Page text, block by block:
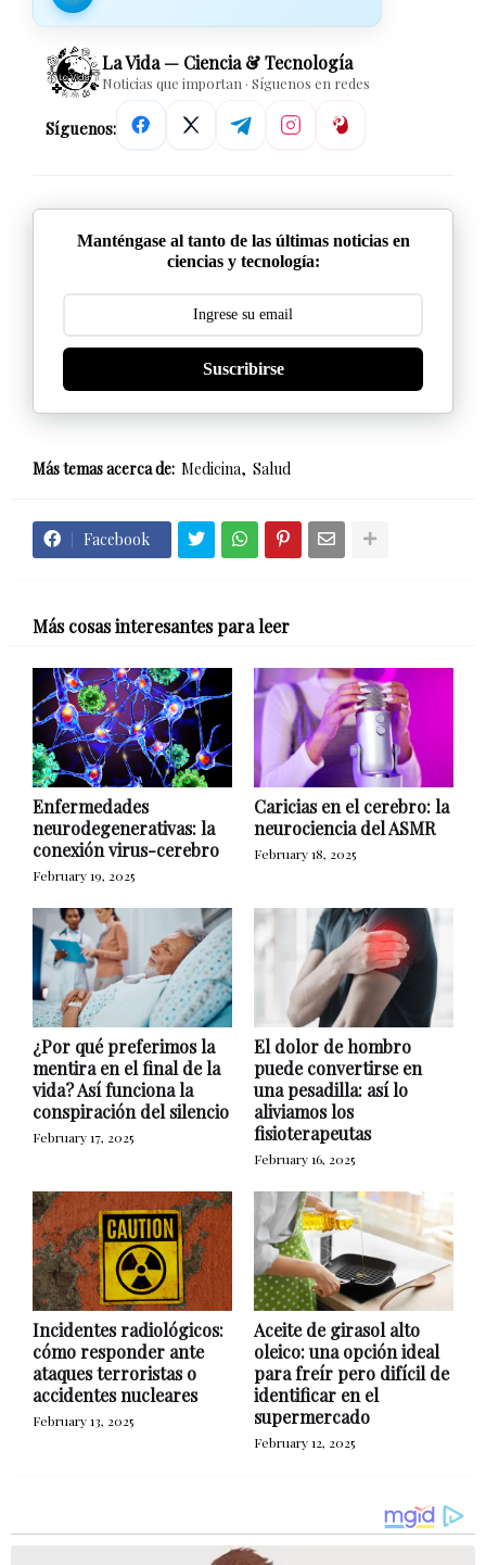
La Vida — Ciencia & Tecnología
Noticias que importan · Síguenos en redes
Síguenos:
Manténgase al tanto de las últimas noticias en
ciencias y tecnología:
Suscribirse
Más temas acerca de: Medicina Salud
Facebook
Más cosas interesantes para leer
Enfermedades
neurodegenerativas: la
conexión virus-cerebro
February 19, 2025
Caricias en el cerebro: la
neurociencia del ASMR
February 18, 2025
¿Por qué preferimos la
mentira en el final de la
vida? Así funciona la
conspiración del silencio
February 17, 2025
El dolor de hombro
puede convertirse en
una pesadilla: así lo
aliviamos los
fisioterapeutas
February 16, 2025
Incidentes radiológicos:
cómo responder ante
ataques terroristas o
accidentes nucleares
February 13, 2025
Aceite de girasol alto
oleico: una opción ideal
para freír pero difícil de
identificar en el
supermercado
February 12, 2025